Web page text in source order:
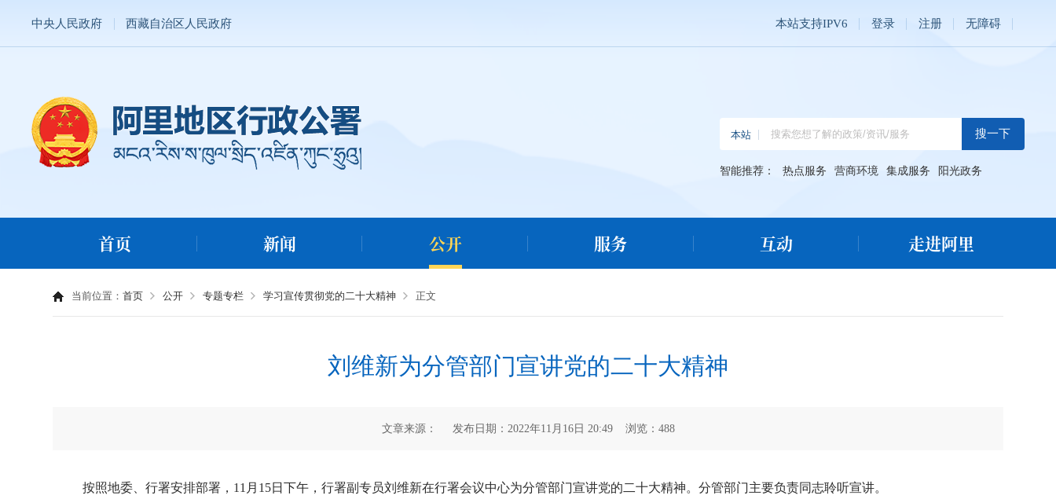
中央人民政府 西藏自治区人民政府 本站支持IPV6 登录 注册 无障碍
智能推荐： 热点服务 营商环境 集成服务 阳光政务
首页 新闻 公开 服务 互动 走进阿里
当前位置：首页 公开 专题专栏 学习宣传贯彻党的二十大精神 正文
刘维新为分管部门宣讲党的二十大精神
文章来源： 发布日期：2022年11月16日 20:49 浏览： 488
按照地委、行署安排部署，11月15日下午，行署副专员刘维新在行署会议中心为分管部门宣讲党的二十大精神。分管部门主要负责同志聆听宣讲。